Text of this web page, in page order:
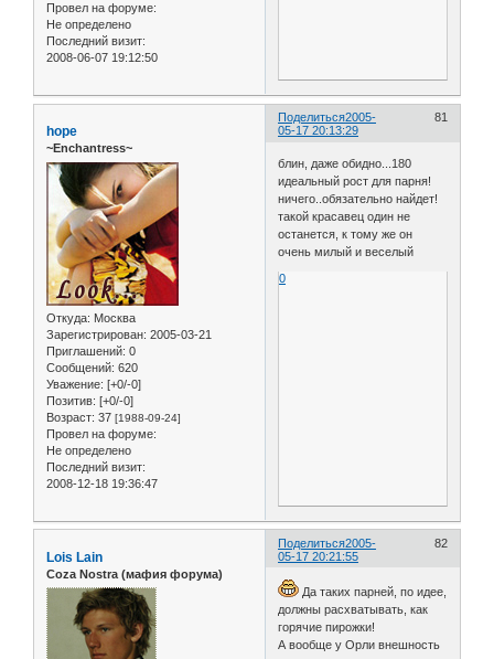
Провел на форуме:
Не определено
Последний визит:
2008-06-07 19:12:50
Поделиться 81
2005-
05-17 20:13:29
hope
~Enchantress~
Откуда: Москва
Зарегистрирован: 2005-03-21
Приглашений: 0
Сообщений: 620
Уважение: [+0/-0]
Позитив: [+0/-0]
Возраст: 37 [1988-09-24]
Провел на форуме:
Не определено
Последний визит:
2008-12-18 19:36:47
блин, даже обидно...180
идеальный рост для парня!
ничего..обязательно найдет!
такой красавец один не
останется, к тому же он
очень милый и веселый
0
Поделиться 82
2005-
05-17 20:21:55
Lois Lain
Coza Nostra (мафия форума)
Да таких парней, по идее,
должны расхватывать, как
горячие пирожки!
А вообще у Орли внешность